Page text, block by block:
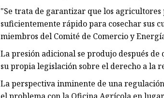
"Se trata de garantizar que los
suficientemente rápido para cosechar sus
miembros del Comité de Comercio y
La presión adicional se produjo después
su propia legislación sobre el derecho a la
La perspectiva inminente de una